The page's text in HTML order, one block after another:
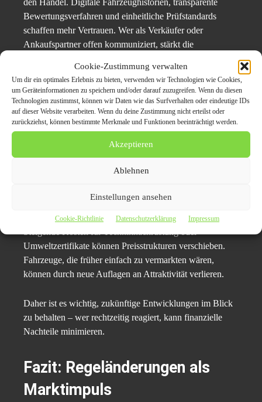
Cookie-Zustimmung verwalten
Um dir ein optimales Erlebnis zu bieten, verwenden wir Technologien wie Cookies,
um Geräteinformationen zu speichern und/oder darauf zuzugreifen. Wenn du diesen
Technologien zustimmst, können wir Daten wie das Surfverhalten oder eindeutige IDs
auf dieser Website verarbeiten. Wenn du deine Zustimmung nicht erteilst oder
zurückziehst, können bestimmte Merkmale und Funktionen beeinträchtigt werden.
Akzeptieren
Ablehnen
Einstellungen ansehen
Cookie-Richtlinie Datenschutzerklärung Impressum
Bewertungsverfahren und einheitliche Prüfstandards
schaffen mehr Vertrauen. Wer als Verkäufer oder
Ankaufspartner offen kommuniziert, stärkt die
Moderne Bewertungsportale und Datenbanken erleichtern
die Einschätzung des aktuellen Marktwerts und schaffen
eine solide Basis für Entscheidungen.
Wirtschaftliche Anpassungen
durch Regularien
Neue Regeln verändern Märkte nicht nur durch Vorgaben,
sondern auch durch ihre wirtschaftlichen Auswirkungen.
Umweltzertifikate können Preisstrukturen verschieben.
Fahrzeuge, die früher einfach zu vermarkten wären,
können durch neue Auflagen an Attraktivität verlieren.
Daher ist es wichtig, zukünftige Entwicklungen im Blick
zu behalten – wer rechtzeitig reagiert, kann finanzielle
Nachteile minimieren.
Fazit: Regeländerungen als
Marktimpuls